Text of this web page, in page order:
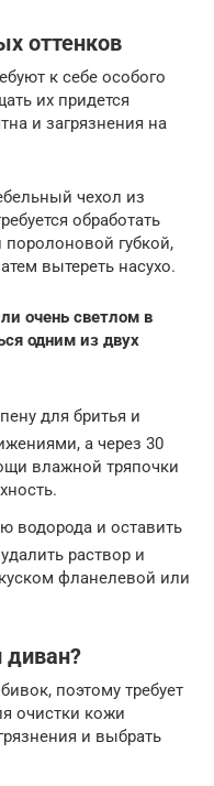
оттенков
к себе особого
их придется
и загрязнения на
чехол из
обработать
губкой,
вытереть насухо.
очень светлом в
одним из двух
для бритья и
а через 30
влажной тряпочки
водорода и оставить
раствор и
фланелевой или
поэтому требует
очистки кожи
и выбрать